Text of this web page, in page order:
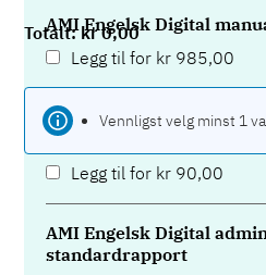
AMI Engelsk Digital
Legg til for kr 985,00
AMI Norsk Digital
standardrapport (613-511)
Legg til for kr 90,00
AMI Engelsk Digital
standardrapport
kr0,00
Vennligst velg minst 1